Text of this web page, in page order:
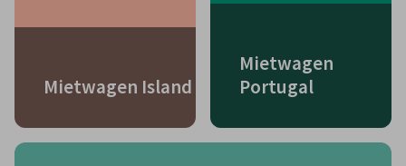
Mietwagen Island
Mietwagen
Portugal